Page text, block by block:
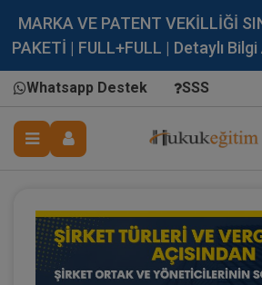
MARKA VE PATENT VEKİLLİĞİ
PAKETİ | FULL+FULL | Detaylı
Whatsapp Destek SSS